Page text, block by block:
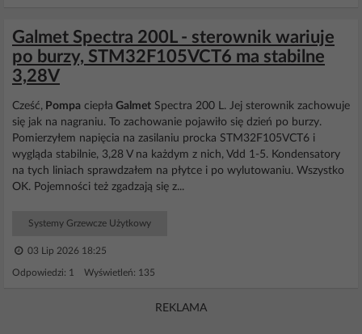
Galmet Spectra 200L - sterownik wariuje
po burzy, STM32F105VCT6 ma stabilne
3,28V
Cześć, Pompa ciepła Galmet Spectra 200 L. Jej sterownik zachowuje
się jak na nagraniu. To zachowanie pojawiło się dzień po burzy.
Pomierzyłem napięcia na zasilaniu procka STM32F105VCT6 i
wygląda stabilnie, 3,28 V na każdym z nich, Vdd 1-5. Kondensatory
na tych liniach sprawdzałem na płytce i po wylutowaniu. Wszystko
OK. Pojemności też zgadzają się z...
Systemy Grzewcze Użytkowy
03 Lip 2026 18:25
Odpowiedzi: 1 Wyświetleń: 135
REKLAMA